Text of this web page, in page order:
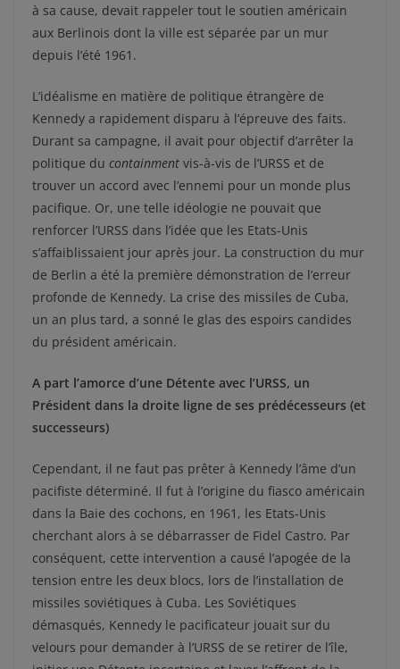
à sa cause, devait rappeler tout le soutien américain
aux Berlinois dont la ville est séparée par un mur
depuis l’été 1961.
L’idéalisme en matière de politique étrangère de
Kennedy a rapidement disparu à l’épreuve des faits.
Durant sa campagne, il avait pour objectif d’arrêter la
politique du containment vis-à-vis de l’URSS et de
trouver un accord avec l’ennemi pour un monde plus
pacifique. Or, une telle idéologie ne pouvait que
renforcer l’URSS dans l’idée que les Etats-Unis
s’affaiblissaient jour après jour. La construction du mur
de Berlin a été la première démonstration de l’erreur
profonde de Kennedy. La crise des missiles de Cuba,
un an plus tard, a sonné le glas des espoirs candides
du président américain.
A part l’amorce d’une Détente avec l’URSS, un
Président dans la droite ligne de ses prédécesseurs (et
successeurs)
Cependant, il ne faut pas prêter à Kennedy l’âme d’un
pacifiste déterminé. Il fut à l’origine du fiasco américain
dans la Baie des cochons, en 1961, les Etats-Unis
cherchant alors à se débarrasser de Fidel Castro. Par
conséquent, cette intervention a causé l’apogée de la
tension entre les deux blocs, lors de l’installation de
missiles soviétiques à Cuba. Les Soviétiques
démasqués, Kennedy le pacificateur jouait sur du
velours pour demander à l’URSS de se retirer de l’île,